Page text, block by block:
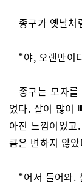
종구가 옛날처
“야, 오랜만이
종구는 모자
었다. 살이 많이
아진 느낌이었
큼은 변하지 않
“어서 들어와.